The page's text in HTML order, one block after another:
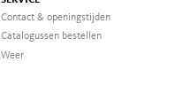
Contact & openingstijden
Catalogussen bestellen
Weer